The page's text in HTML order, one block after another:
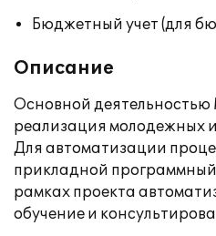
Бюджетный учет (для
Описание
Основной
реализация молодежных
Для автоматизации
прикладной
рамках проекта
обучение и